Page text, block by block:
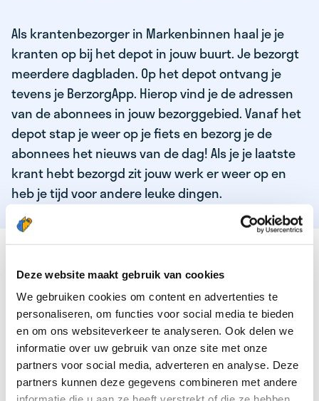
Deze website maakt gebruik van cookies
We gebruiken cookies om content en advertenties te
personaliseren, om functies voor social media te bieden
en om ons websiteverkeer te analyseren. Ook delen we
informatie over uw gebruik van onze site met onze
partners voor social media, adverteren en analyse. Deze
partners kunnen deze gegevens combineren met andere
Als krantenbezorger in Markenbinnen haal je je
kranten op bij het depot in jouw buurt. Je bezorgt
meerdere dagbladen. Op het depot ontvang je
tevens je BerzorgApp. Hierop vind je de adressen
van de abonnees in jouw bezorggebied. Vanaf het
depot stap je weer op je fiets en bezorg je de
abonnees het nieuws van de dag! Als je je laatste
krant hebt bezorgd zit jouw werk er weer op en
heb je tijd voor andere leuke dingen.
DEZE KWALITEITEN HEEFT ONZE TOP
KRANTENBEZORGER
Je bent verantwoordelijk en zelfstandig
Je houdt van lekker bewegen in de frisse lucht
Je houdt vooral van fijn werk dat lekker bijverdient!
Je wordt blij van het bezorgen van het laatste nieuws